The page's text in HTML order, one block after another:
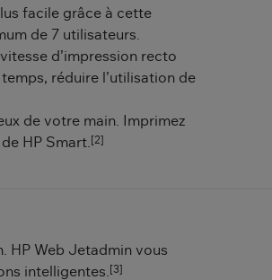
facile grâce à cette
de 7 utilisateurs.
d’impression recto
réduire l’utilisation de
de votre main. Imprimez
HP Smart.
[2]
HP Web Jetadmin vous
intelligentes.
[3]